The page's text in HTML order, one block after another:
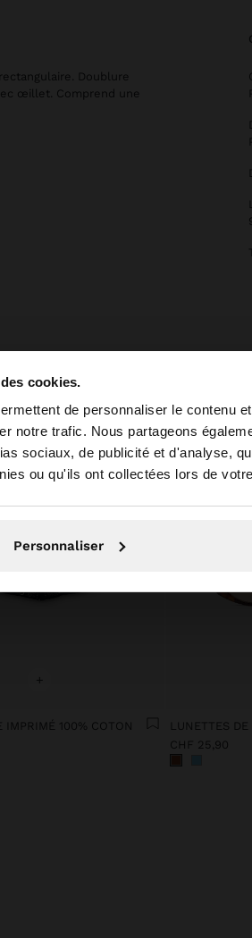
cookies.
de personnaliser le contenu
notre trafic. Nous partageons
sociaux, de publicité et d'analyse,
ou qu'ils ont collectées lors de
Personnaliser
au site depuis Suisse. Voulez-
Non, je souhaite
Doublure
œillet. Comprend une
+
IMPRIMÉ 100% COTON
LUNETTES
CHF 25,90